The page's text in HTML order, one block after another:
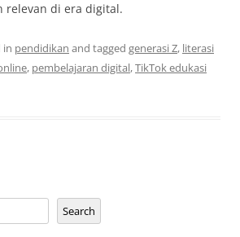
relevan di era digital.
in pendidikan and tagged generasi Z, literasi
, pembelajaran digital,TikTok edukasi
Search